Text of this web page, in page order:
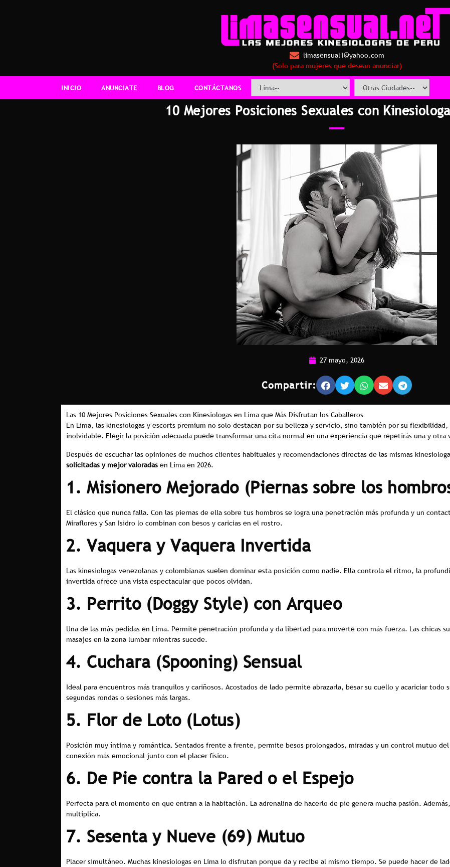
limasensual1@yahoo.com
(Solo para mujeres que desean anunciar)
INICIO ANUNCIATE BLOG CONTÁCTANOS
10 Mejores Posiciones Sexuales con
27 mayo, 2026
Compartir:
Las 10 Mejores Posiciones Sexuales con Kinesiologas en Lima que Más Disfrutan los Caballeros
En Lima, las kinesiologas y escorts premium no solo destacan por su belleza y servicio, sino también por su
inolvidable. Elegir la posición adecuada puede transformar una cita normal en una experiencia que repetirás una y otra
Después de escuchar las opiniones de muchos clientes habituales y recomendaciones directas de las mismas
solicitadas y mejor valoradas en Lima en 2026.
1. Misionero Mejorado (Piernas sobre los
El clásico que nunca falla. Con las piernas de ella sobre tus hombros se logra una penetración más profunda y un
Miraflores y San Isidro lo combinan con besos y caricias en el rostro.
2. Vaquera y Vaquera Invertida
Las kinesiologas venezolanas y colombianas suelen dominar esta posición como nadie. Ella controla el ritmo, la
invertida ofrece una vista espectacular que pocos olvidan.
3. Perrito (Doggy Style) con Arqueo
Una de las más pedidas en Lima. Permite penetración profunda y da libertad para moverte con más fuerza. Las chicas
masajes en la zona lumbar mientras sucede.
4. Cuchara (Spooning) Sensual
Ideal para encuentros más tranquilos y cariñosos. Acostados de lado permite abrazarla, besar su cuello y acariciar
segundas rondas o sesiones más largas.
5. Flor de Loto (Lotus)
Posición muy íntima y romántica. Sentados frente a frente, permite besos prolongados, miradas y un control mutuo
conexión más emocional junto con el placer físico.
6. De Pie contra la Pared o el Espejo
Perfecta para el momento en que entran a la habitación. La adrenalina de hacerlo de pie genera mucha pasión.
multiplica.
7. Sesenta y Nueve (69) Mutuo
Placer simultáneo. Muchas kinesiologas en Lima lo disfrutan porque da y recibe al mismo tiempo. Se puede hacer de